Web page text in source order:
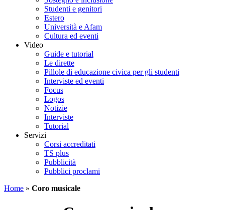
Studenti e genitori
Estero
Università e Afam
Cultura ed eventi
Video
Guide e tutorial
Le dirette
Pillole di educazione civica per gli studenti
Interviste ed eventi
Focus
Logos
Notizie
Interviste
Tutorial
Servizi
Corsi accreditati
TS plus
Pubblicità
Pubblici proclami
Home » Coro musicale